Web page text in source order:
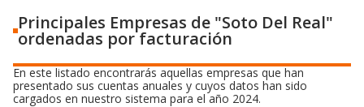
Principales Empresas de "Soto Del Real"
ordenadas por facturación
En este listado encontrarás aquellas empresas que han
presentado sus cuentas anuales y cuyos datos han sido
cargados en nuestro sistema para el año 2024.